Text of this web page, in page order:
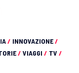
/ INNOVAZIONE/
/ VIAGGI / TV /